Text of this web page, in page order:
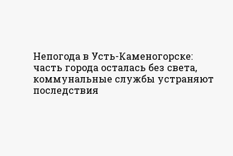
Непогода в Усть-Каменогорске:
часть города осталась без света,
коммунальные службы устраняют
последствия